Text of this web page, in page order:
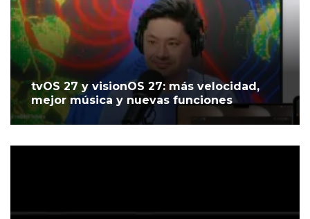
tvOS 27 y visionOS 27: más velocidad,
mejor música y nuevas funciones